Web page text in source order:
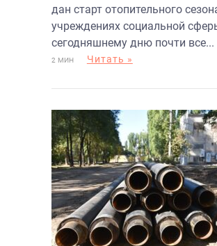
дан старт отопительного
учреждениях социальной
сегодняшнему дню почти все...
2 МИН Читать »